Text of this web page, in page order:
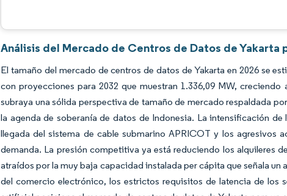
Análisis del Mercado de Centros de Datos de Yakarta
El tamaño del mercado de centros de datos de Yakarta en 2026 se
con proyecciones para 2032 que muestran 1.336,09 MW,
subraya una sólida perspectiva de tamaño de mercado respaldada
la agenda de soberanía de datos de Indonesia. La intensificación
llegada del sistema de cable submarino APRICOT y los agresivos
demanda. La presión competitiva ya está reduciendo los alquileres
atraídos por la muy baja capacidad instalada per cápita que señala
del comercio electrónico, los estrictos requisitos de latencia de